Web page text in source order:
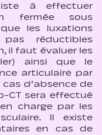
à effectuer
fermée sous
les luxations
réductibles
il faut évaluer les
ainsi que le
articulaire par
d’absence de
CT sera effectué
charge par les
Il existe
en cas de